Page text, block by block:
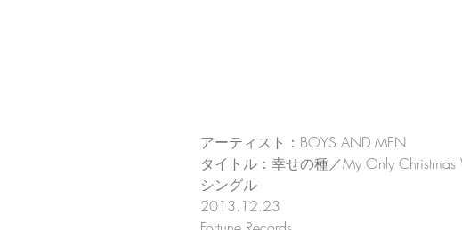
アーティスト：BOYS AND MEN
タイトル：幸せの種／My Only Christmas
シングル
2013.12.23